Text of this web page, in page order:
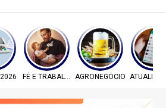
FÉ E TRABALHOAGRONEGÓCIO